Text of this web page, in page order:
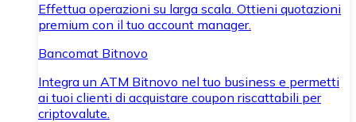
Effettua operazioni su larga scala. Ottieni quotazioni
premium con il tuo account manager.
Bancomat Bitnovo
Integra un ATM Bitnovo nel tuo business e permetti
ai tuoi clienti di acquistare coupon riscattabili per
criptovalute.